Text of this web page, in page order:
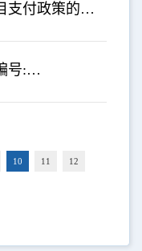
支付政策的通
号:
10 11 12